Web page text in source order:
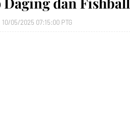
10/05/2025 07:15:00 PTG